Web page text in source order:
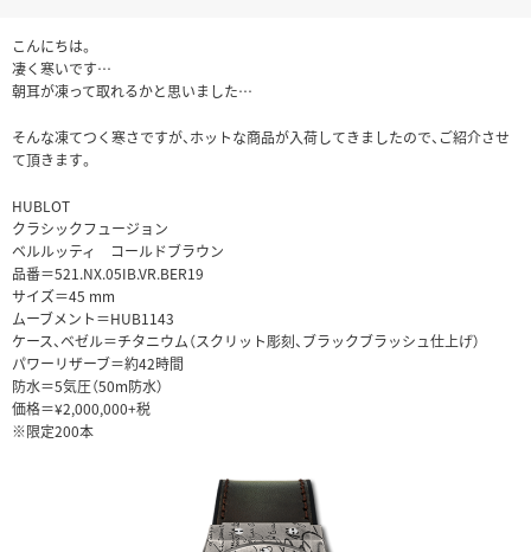
こんにちは。
凄く寒いです…
朝耳が凍って取れるかと思いました…
そんな凍てつく寒さですが、ホットな商品が入荷してきましたので、ご紹介させ
て頂きます。
HUBLOT
クラシックフュージョン
ベルルッティ コールドブラウン
品番＝521.NX.05IB.VR.BER19
サイズ＝45 mm
ムーブメント＝HUB1143
ケース、ベゼル＝チタニウム（スクリット彫刻、ブラックブラッシュ仕上げ）
パワーリザーブ＝約42時間
防水＝5気圧（50m防水）
価格＝¥2,000,000+税
※限定200本